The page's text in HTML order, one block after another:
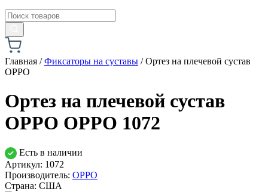
Главная /Фиксаторы на суставы /Ортез на плечевой сустав
OPPO
Ортез на плечевой сустав
OPPO OPPO 1072
Есть в наличии
Артикул: 1072
Производитель: OPPO
Страна: США